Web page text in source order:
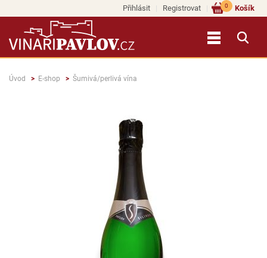
Přihlásit Registrovat Košík
0
Úvod E-shop Šumivá/perlivá vína